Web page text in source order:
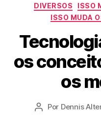
DIVERSOS
ISSO
ISSO MUDA
os
os
Autor
Por Dennis